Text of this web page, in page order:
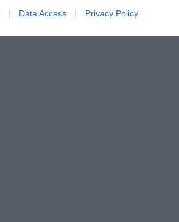
Data Access Privacy Policy